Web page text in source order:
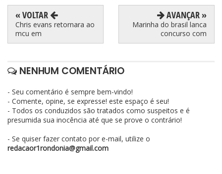
« VOLTAR
Chris evans retornara ao
mcu em
AVANÇAR »
Marinha do brasil lanca
concurso com
NENHUM COMENTÁRIO
- Seu comentário é sempre bem-vindo!
- Comente, opine, se expresse! este espaço é seu!
- Todos os conduzidos são tratados como suspeitos e é
presumida sua inocência até que se prove o contrário!
- Se quiser fazer contato por e-mail, utilize o
redacaor1rondonia@gmail.com